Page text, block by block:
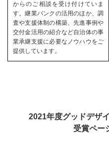
からのご相談を受け付けていま
す。継業バンクの活用のほか、調
査や支援体制の構築、先進事例や
交付金活用の紹介など自治体の事
業承継支援に必要なノウハウをご
提供しています。
2021年度グッドデザ
受賞ペー